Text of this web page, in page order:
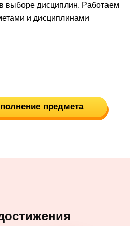
выборе дисциплин. Работаем
и дисциплинами
предмета